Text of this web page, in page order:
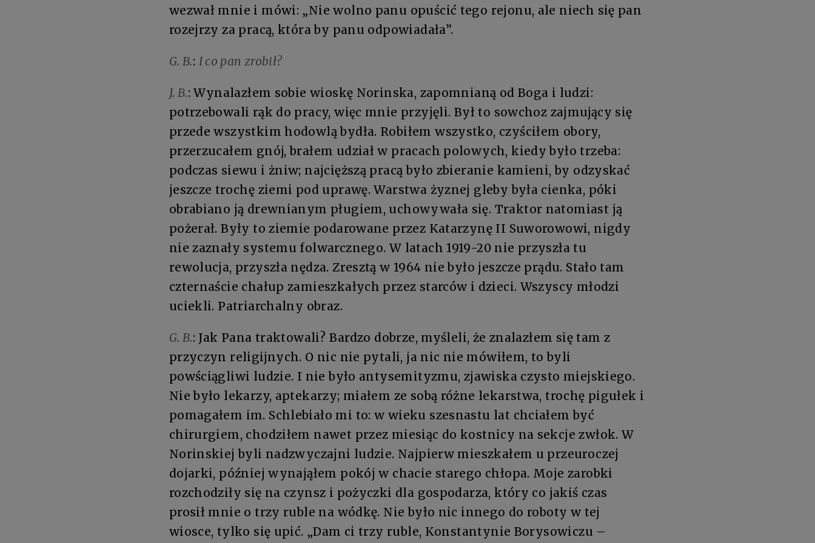
wezwał mnie i mówi: „Nie wolno panu opuścić tego rejonu, ale niech się pan
rozejrzy za pracą, która by panu odpowiadała”.
G. B.: I co pan zrobił?
J. B.: Wynalazłem sobie wioskę Norinska, zapomnianą od Boga i ludzi:
potrzebowali rąk do pracy, więc mnie przyjęli. Był to sowchoz zajmujący się
przede wszystkim hodowlą bydła. Robiłem wszystko, czyściłem obory,
przerzucałem gnój, brałem udział w pracach polowych, kiedy było trzeba:
podczas siewu i żniw; najcięższą pracą było zbieranie kamieni, by odzyskać
jeszcze trochę ziemi pod uprawę. Warstwa żyznej gleby była cienka, póki
obrabiano ją drewnianym pługiem, uchowywała się. Traktor natomiast ją
pożerał. Były to ziemie podarowane przez Katarzynę II Suworowowi, nigdy
nie zaznały systemu folwarcznego. W latach 1919-20 nie przyszła tu
rewolucja, przyszła nędza. Zresztą w 1964 nie było jeszcze prądu. Stało tam
czternaście chałup zamieszkałych przez starców i dzieci. Wszyscy młodzi
uciekli. Patriarchalny obraz.
G. B.: Jak Pana traktowali? Bardzo dobrze, myśleli, że znalazłem się tam z
przyczyn religijnych. O nic nie pytali, ja nic nie mówiłem, to byli
powściągliwi ludzie. I nie było antysemityzmu, zjawiska czysto miejskiego.
Nie było lekarzy, aptekarzy; miałem ze sobą różne lekarstwa, trochę pigułek i
pomagałem im. Schlebiało mi to: w wieku szesnastu lat chciałem być
chirurgiem, chodziłem nawet przez miesiąc do kostnicy na sekcje zwłok. W
Norinskiej byli nadzwyczajni ludzie. Najpierw mieszkałem u przeuroczej
dojarki, później wynająłem pokój w chacie starego chłopa. Moje zarobki
rozchodziły się na czynsz i pożyczki dla gospodarza, który co jakiś czas
prosił mnie o trzy ruble na wódkę. Nie było nic innego do roboty w tej
wiosce, tylko się upić. „Dam ci trzy ruble, Konstantynie Borysowiczu –